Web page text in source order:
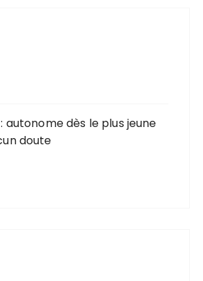
autonome dès le plus jeune
doute